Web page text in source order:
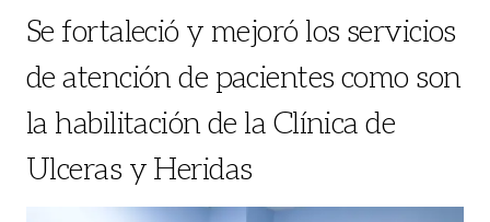
Se fortaleció y mejoró los servicios
de atención de pacientes como son
la habilitación de la Clínica de
Ulceras y Heridas